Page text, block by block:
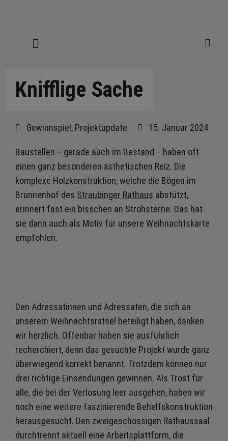
Knifflige Sache
Gewinnspiel , Projektupdate 15. Januar 2024
Baustellen – gerade auch im Bestand – haben oft
einen ganz besonderen ästhetischen Reiz. Die
komplexe Holzkonstruktion, welche die Bögen im
Brunnenhof des Straubinger Rathaus abstützt,
erinnert fast ein bisschen an Strohsterne. Das hat
sie dann auch als Motiv für unsere Weihnachtskarte
empfohlen.
Den Adressatinnen und Adressaten, die sich an
unserem Weihnachtsrätsel beteiligt haben, danken
wir herzlich. Offenbar haben sie ausführlich
recherchiert, denn das gesuchte Projekt wurde ganz
überwiegend korrekt benannt. Trotzdem können nur
drei richtige Einsendungen gewinnen. Als Trost für
alle, die bei der Verlosung leer ausgehen, haben wir
noch eine weitere faszinierende Behelfskonstruktion
herausgesucht. Den zweigeschossigen Rathaussaal
durchtrennt aktuell eine Arbeitsplattform, die